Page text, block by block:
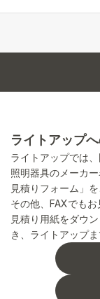
ライトアップ
ライトアップでは
照明器具のメーカ
見積りフォーム」を
その他、FAXでも
見積り用紙をダウ
き、ライトアップ